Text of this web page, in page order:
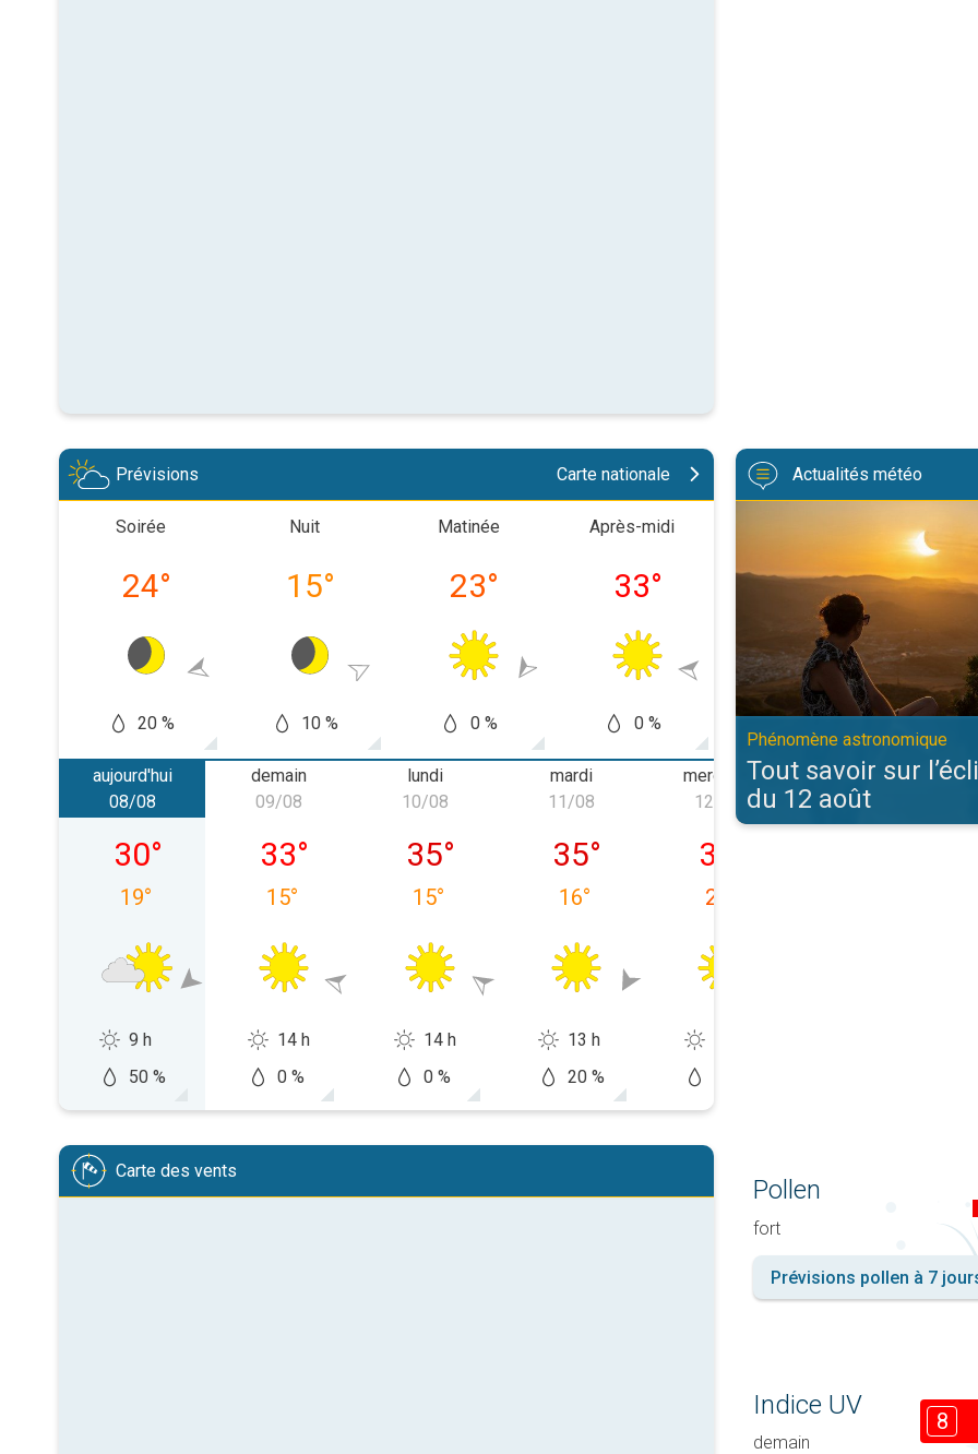
Prévisions Carte nationale
Soirée
24°
20 %
Nuit
15°
10 %
Matinée
23°
0 %
Après-midi
33°
0 %
24°
0 %
15
0
aujourd'hui
samedi 08/08
08/08
30°
19°
9 h
50 %
demain
dimanche 09/08
09/08
33°
15°
14 h
0 %
lundi
lundi 10/08
10/08
35°
15°
14 h
0 %
mardi
mardi 11/08
11/08
35°
16°
13 h
20 %
mercredi
mercredi 12/08
12/08
32
20
jeudi
jeudi 13/08
13/08
Actualités météo
Phénomène astronomique
Tout savoir sur
du 12 août
Carte des vents
Pollen
fort
Prévisions pollen à 7
Indice UV
demain
8